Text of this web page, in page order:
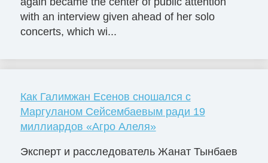
with an interview given ahead of her solo
concerts, which wi...
Как Галимжан Есенов сношался с
Маргуланом Сейсембаевым ради 19
миллиардов «Агро Алеля»
Эксперт и расследователь Жанат Тынбаев